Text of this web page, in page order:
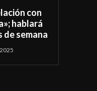
con
hablará
de semana